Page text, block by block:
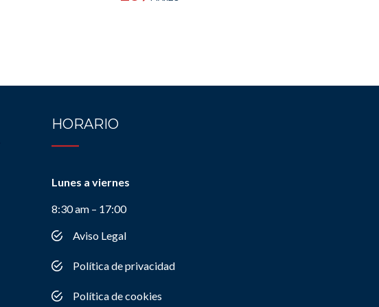
HORARIO
Lunes a viernes
8:30 am – 17:00
Aviso Legal
Política de privacidad
Política de cookies